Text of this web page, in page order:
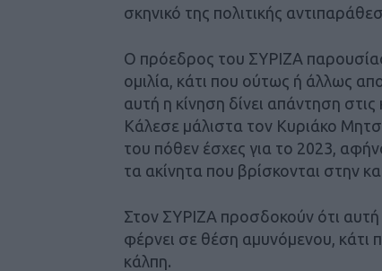
σκηνικό της πολιτικής
Ο πρόεδρος του ΣΥΡΙΖΑ
ομιλία, κάτι που ούτως ή άλλως
αυτή η κίνηση δίνει απάντηση
Κάλεσε μάλιστα τον Κυριάκο
του πόθεν έσχες για το 2023,
τα ακίνητα που βρίσκονται στην
Στον ΣΥΡΙΖΑ προσδοκούν ότι αυτή
φέρνει σε θέση αμυνόμενου, κάτι
κάλπη.